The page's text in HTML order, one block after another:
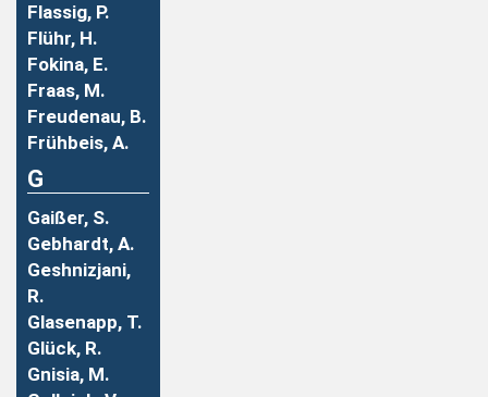
Flassig, P.
Flühr, H.
Fokina, E.
Fraas, M.
Freudenau, B.
Frühbeis, A.
G
Gaißer, S.
Gebhardt, A.
Geshnizjani,
R.
Glasenapp, T.
Glück, R.
Gnisia, M.